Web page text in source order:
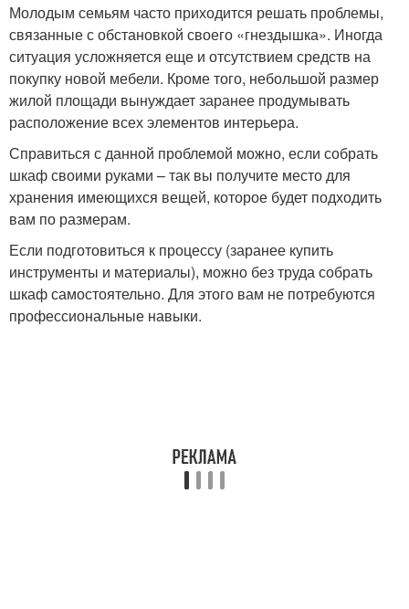
Молодым семьям часто приходится решать проблемы,
связанные с обстановкой своего «гнездышка». Иногда
ситуация усложняется еще и отсутствием средств на
покупку новой мебели. Кроме того, небольшой размер
жилой площади вынуждает заранее продумывать
расположение всех элементов интерьера.
Справиться с данной проблемой можно, если собрать
шкаф своими руками – так вы получите место для
хранения имеющихся вещей, которое будет подходить
вам по размерам.
Если подготовиться к процессу (заранее купить
инструменты и материалы), можно без труда собрать
шкаф самостоятельно. Для этого вам не потребуются
профессиональные навыки.